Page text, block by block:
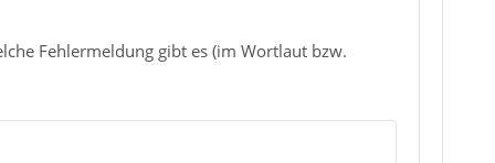
Fehlermeldung gibt es (im Wortlaut bzw.